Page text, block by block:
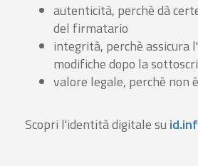
autenticità, perchè dà
del firmatario
integrità, perchè assicura
modifiche dopo la
valore legale, perchè non
Scopri l'identità digitale su